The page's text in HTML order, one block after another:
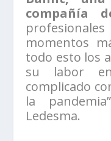
compañía
momentos
todo esto los
su labor
complicado
la
Ledesma.